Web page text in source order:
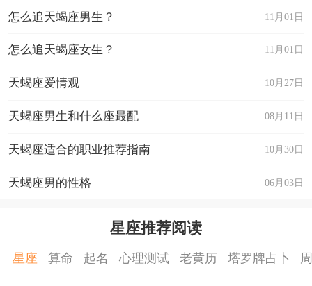
11月01日
怎么追天蝎座男生？
11月01日
怎么追天蝎座女生？
10月27日
天蝎座爱情观
08月11日
天蝎座男生和什么座最配
10月30日
天蝎座适合的职业推荐指南
06月03日
天蝎座男的性格
星座推荐阅读
星座 算命 起名 心理测试 老黄历 塔罗牌占卜